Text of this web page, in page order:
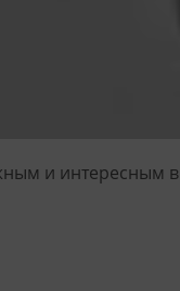
и интересным в